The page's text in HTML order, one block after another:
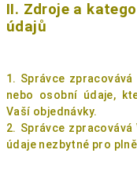
II. Zdroje a
údajů
1. Správce
nebo osobní údaje,
Vaší objednávky.
2. Správce
údaje nezbytné pro